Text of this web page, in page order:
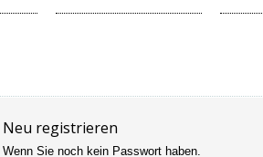
Neu registrieren
Wenn Sie noch kein Passwort haben.